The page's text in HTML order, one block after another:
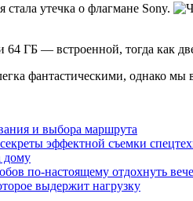
утечка о флагмане Sony.
ГБ — встроенной, тогда как
фантастическими, однако мы
и выбора маршрута
эффектной съемки
дому
по-настоящему отдохнуть
выдержит нагрузку